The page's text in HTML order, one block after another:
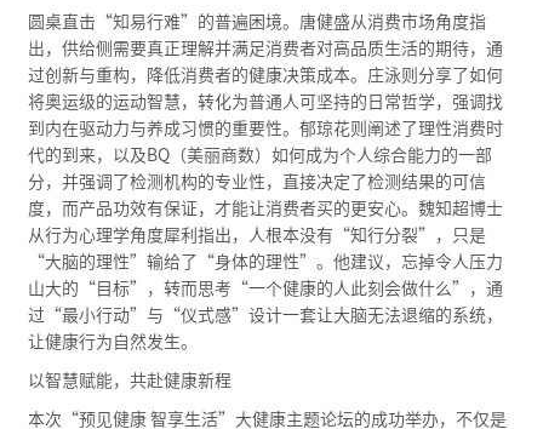
圆桌直击“知易行难”的普遍困境。唐健盛从消费市场角度指
出，供给侧需要真正理解并满足消费者对高品质生活的期待，通
过创新与重构，降低消费者的健康决策成本。庄泳则分享了如何
将奥运级的运动智慧，转化为普通人可坚持的日常哲学，强调找
到内在驱动力与养成习惯的重要性。郁琼花则阐述了理性消费时
代的到来，以及BQ（美丽商数）如何成为个人综合能力的一部
分，并强调了检测机构的专业性，直接决定了检测结果的可信
度，而产品功效有保证，才能让消费者买的更安心。魏知超博士
从行为心理学角度犀利指出，人根本没有“知行分裂”，只是
“大脑的理性”输给了“身体的理性”。他建议，忘掉令人压力
山大的“目标”，转而思考“一个健康的人此刻会做什么”，通
过“最小行动”与“仪式感”设计一套让大脑无法退缩的系统，
让健康行为自然发生。
以智慧赋能，共赴健康新程
本次“预见健康 智享生活”大健康主题论坛的成功举办，不仅是